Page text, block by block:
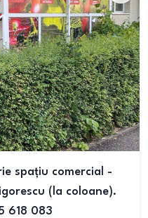
spațiu comercial -
(la coloane).
618 083